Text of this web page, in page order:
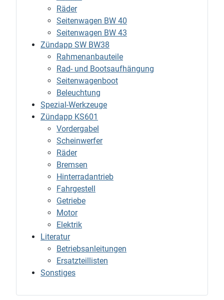
Räder
Seitenwagen BW 40
Seitenwagen BW 43
Zündapp SW BW38
Rahmenanbauteile
Rad- und Bootsaufhängung
Seitenwagenboot
Beleuchtung
Spezial-Werkzeuge
Zündapp KS601
Vordergabel
Scheinwerfer
Räder
Bremsen
Hinterradantrieb
Fahrgestell
Getriebe
Motor
Elektrik
Literatur
Betriebsanleitungen
Ersatzteillisten
Sonstiges